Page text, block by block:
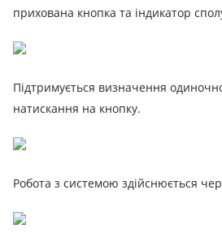
прихована кнопка та індикатор
Підтримується визначення
натискання на кнопку.
Робота з системою здійснюється